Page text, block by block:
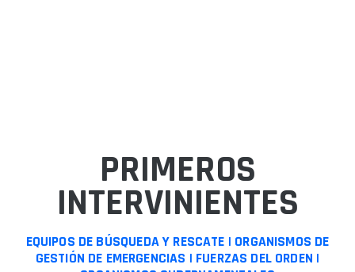
PRIMEROS
INTERVINIENTES
EQUIPOS DE BÚSQUEDA Y RESCATE | ORGANISMOS DE
GESTIÓN DE EMERGENCIAS | FUERZAS DEL ORDEN |